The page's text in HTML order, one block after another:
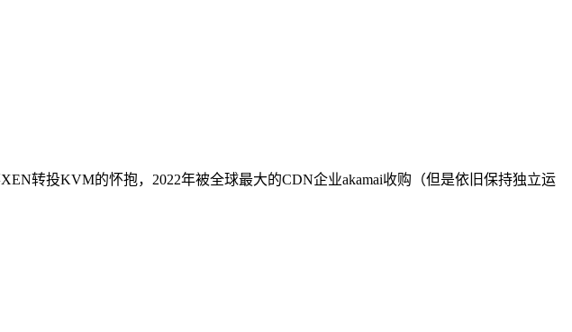
转投KVM的怀抱，2022年被全球最大的CDN企业akamai收购（但是依旧保持独立运